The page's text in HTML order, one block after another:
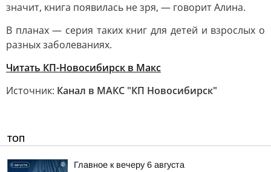
значит, книга появилась не зря, — говорит Алина.
В планах — серия таких книг для детей и взрослых о
разных заболеваниях.
Читать КП-Новосибирск в Макс
Источник: Канал в МАКС "КП Новосибирск"
ТОП
Главное к вечеру 6 августа